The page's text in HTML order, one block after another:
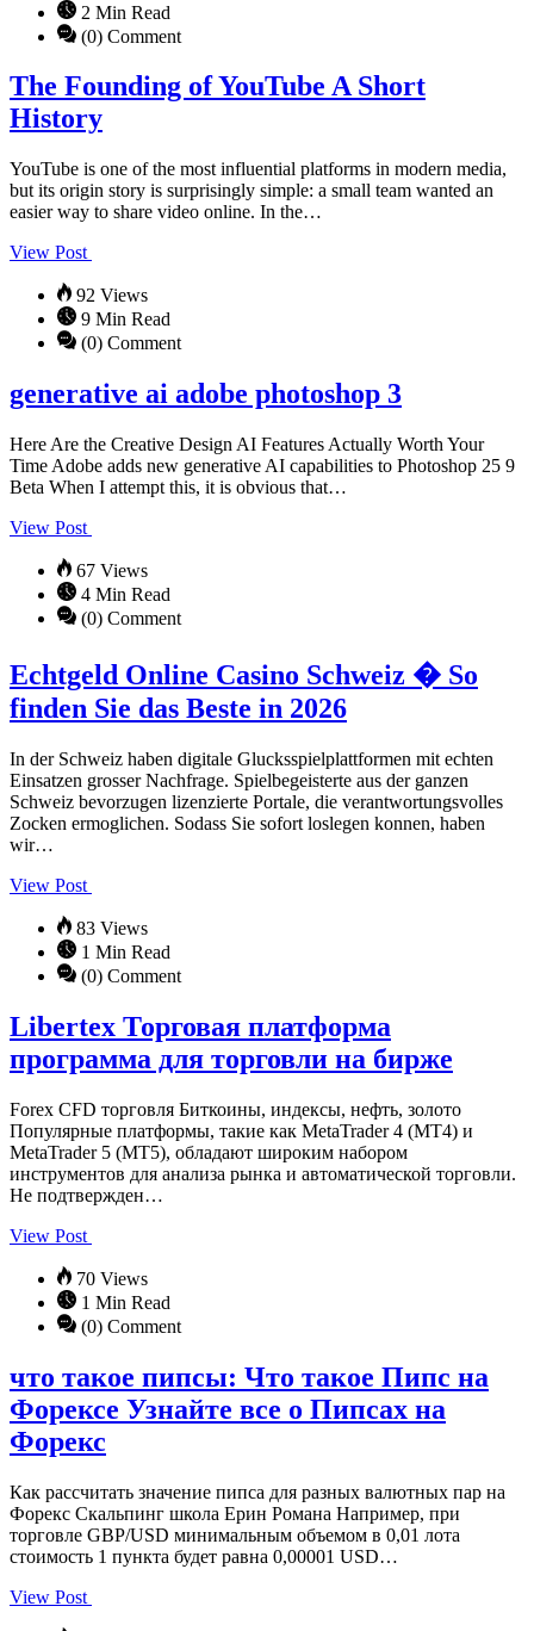
2 Min Read
(0) Comment
The Founding of YouTube A Short
History
YouTube is one of the most influential platforms in modern media,
but its origin story is surprisingly simple: a small team wanted an
easier way to share video online. In the…
View Post
92 Views
9 Min Read
(0) Comment
generative ai adobe photoshop 3
Here Are the Creative Design AI Features Actually Worth Your
Time Adobe adds new generative AI capabilities to Photoshop 25 9
Beta When I attempt this, it is obvious that…
View Post
67 Views
4 Min Read
(0) Comment
Echtgeld Online Casino Schweiz � So
finden Sie das Beste in 2026
In der Schweiz haben digitale Glucksspielplattformen mit echten
Einsatzen grosser Nachfrage. Spielbegeisterte aus der ganzen
Schweiz bevorzugen lizenzierte Portale, die verantwortungsvolles
Zocken ermoglichen. Sodass Sie sofort loslegen konnen, haben
wir…
View Post
83 Views
1 Min Read
(0) Comment
Libertex Торговая платформа
программа для торговли на бирже
Forex CFD торговля Биткоины, индексы, нефть, золото
Популярные платформы, такие как MetaTrader 4 (MT4) и
MetaTrader 5 (MT5), обладают широким набором
инструментов для анализа рынка и автоматической торговли.
Не подтвержден…
View Post
70 Views
1 Min Read
(0) Comment
что такое пипсы: Что такое Пипс на
Форексе Узнайте все о Пипсах на
Форекс
Как рассчитать значение пипса для разных валютных пар на
Форекс Скальпинг школа Ерин Романа Например, при
торговле GBP/USD минимальным объемом в 0,01 лота
стоимость 1 пункта будет равна 0,00001 USD…
View Post